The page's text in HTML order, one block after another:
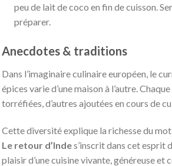
peu de lait de coco en fin de cuisson.
préparer.
Anecdotes & traditions
Dans l’imaginaire culinaire européen, le
épices varie d’une maison à l’autre.
torréfiées, d’autres ajoutées en cours de
Cette diversité explique la richesse du mot
Le retour d’Indes’inscrit dans cet esprit
plaisir d’une cuisine vivante, généreuse et